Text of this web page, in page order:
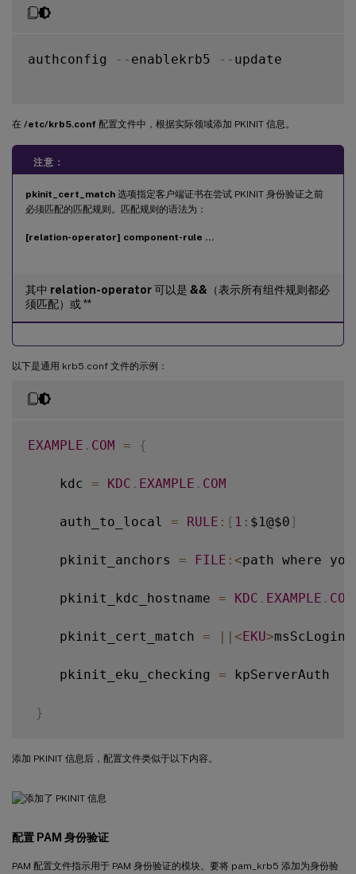
authconfig -- enablekrb5 -- update
在 /etc/krb5.conf 配置文件中，根据实际领域添加 PKINIT 信息。
注意：
pkinit_cert_match 选项指定客户端证书在尝试 PKINIT 身份验证之前
必须匹配的匹配规则。匹配规则的语法为：
[relation-operator] component-rule …
其中 relation-operator可以是 && （表示所有组件规则都必
须匹配）或 **
以下是通用 krb5.conf 文件的示例：
EXAMPLE . COM = {
    kdc
= KDC . EXAMPLE . COM
    auth_to_local
= RULE : [ 1 : $1@$0 ]
    pkinit_anchors
= FILE : <path where
    pkinit_kdc_hostname
= KDC . EXAMPLE . COM
    pkinit_cert_match
= || <EKU>msScLogin
    pkinit_eku_checking
= kpServerAuth
}
添加 PKINIT 信息后，配置文件类似于以下内容。
配置 PAM 身份验证
PAM 配置文件指示用于 PAM 身份验证的模块。要将 pam_krb5 添加为身份验